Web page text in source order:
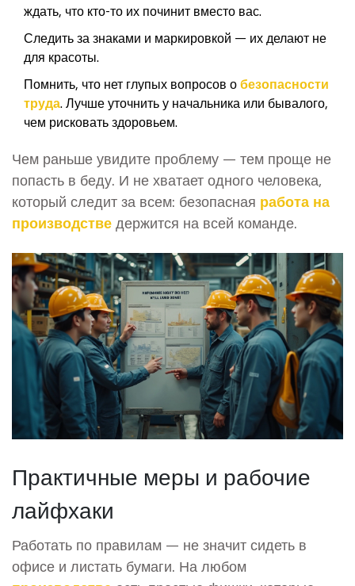
ждать, что кто-то их починит вместо вас.
Следить за знаками и маркировкой — их делают не
для красоты.
Помнить, что нет глупых вопросов обезопасности
труда . Лучше уточнить у начальника или бывалого,
чем рисковать здоровьем.
Чем раньше увидите проблему — тем проще не
попасть в беду. И не хватает одного человека,
который следит за всем: безопасная работа на
производстве держится на всей команде.
Практичные меры и рабочие
лайфхаки
Работать по правилам — не значит сидеть в
офисе и листать бумаги. На любом